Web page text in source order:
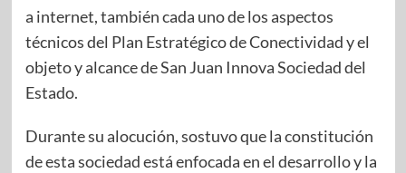
a internet, también cada uno de los aspectos
técnicos del Plan Estratégico de Conectividad y el
objeto y alcance de San Juan Innova Sociedad del
Estado.
Durante su alocución, sostuvo que la constitución
de esta sociedad está enfocada en el desarrollo y la